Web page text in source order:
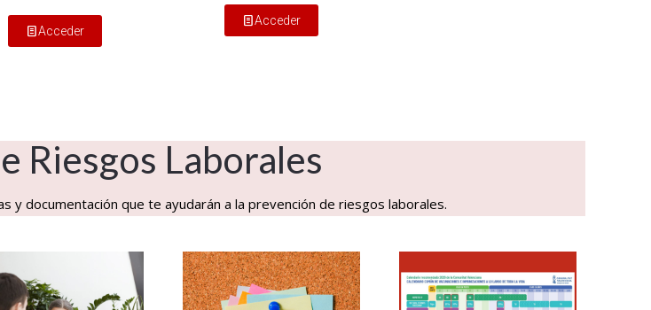
Acceder
Acceder
Riesgos Laborales
y documentación que te ayudarán a la prevención de riesgos laborales.